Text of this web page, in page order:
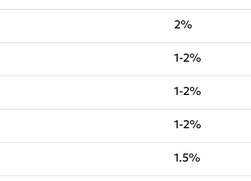
2%
1-2%
1-2%
1-2%
1.5%